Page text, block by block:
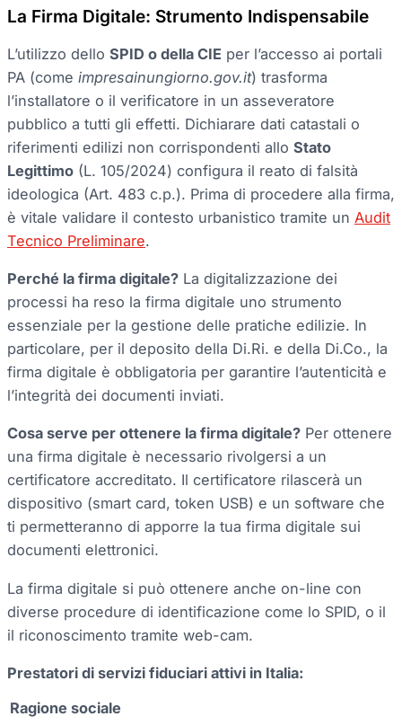
La Firma Digitale: Strumento Indispensabile
L’utilizzo dello SPID o della CIE per l’accesso ai portali
PA (come impresainungiorno.gov.it) trasforma
l’installatore o il verificatore in un asseveratore
pubblico a tutti gli effetti. Dichiarare dati catastali o
riferimenti edilizi non corrispondenti allo Stato
Legittimo (L. 105/2024) configura il reato di falsità
ideologica (Art. 483 c.p.). Prima di procedere alla firma,
è vitale validare il contesto urbanistico tramite un Audit
Tecnico Preliminare.
Perché la firma digitale? La digitalizzazione dei
processi ha reso la firma digitale uno strumento
essenziale per la gestione delle pratiche edilizie. In
particolare, per il deposito della Di.Ri. e della Di.Co., la
firma digitale è obbligatoria per garantire l’autenticità e
l’integrità dei documenti inviati.
Cosa serve per ottenere la firma digitale? Per ottenere
una firma digitale è necessario rivolgersi a un
certificatore accreditato. Il certificatore rilascerà un
dispositivo (smart card, token USB) e un software che
ti permetteranno di apporre la tua firma digitale sui
documenti elettronici.
La firma digitale si può ottenere anche on-line con
diverse procedure di identificazione come lo SPID, o il
il riconoscimento tramite web-cam.
Prestatori di servizi fiduciari attivi in Italia:
Ragione sociale